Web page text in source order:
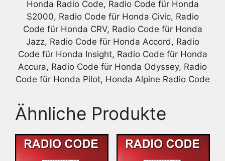
Honda Radio Code, Radio Code für Honda
S2000, Radio Code für Honda Civic, Radio
Code für Honda CRV, Radio Code für Honda
Jazz, Radio Code für Honda Accord, Radio
Code für Honda Insight, Radio Code für Honda
Accura, Radio Code für Honda Odyssey, Radio
Code für Honda Pilot, Honda Alpine Radio Code
Ähnliche Produkte